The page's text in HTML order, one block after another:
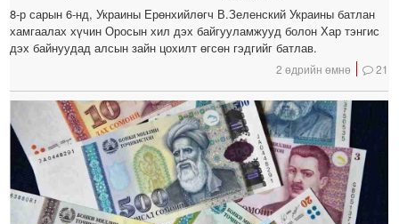
8-р сарын 6-нд, Украины Ерөнхийлөгч В.Зеленский Украины батлан ​​
хамгаалах хүчин Оросын хил дэх байгууламжууд болон Хар тэнгис
дэх байнуудад алсын зайн цохилт өгсөн гэдгийг батлав.
2 өдрийн өмнө 21